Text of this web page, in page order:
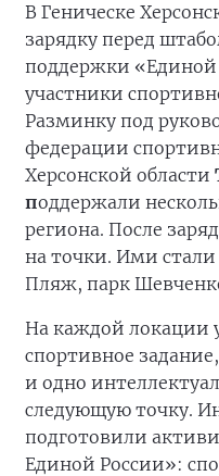
В Геническе
зарядку перед
поддержки
участники
Разминку под
федерации
Херсонской области
поддержали
региона. После
на точки. Ими стали
Пляж, парк
На каждой локации
спортивное
и одно
следующую точку.
подготовили
Единой России»: